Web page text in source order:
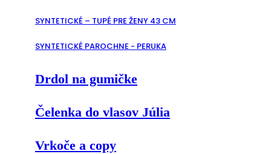
SYNTETICKÉ – TUPÉ PRE ŽENY 43 CM
SYNTETICKÉ PAROCHNE - PERUKA
Drdol na gumičke
Čelenka do vlasov Júlia
Vrkoče a copy